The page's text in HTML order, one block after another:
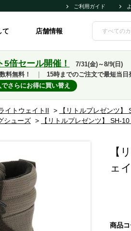
ご利用ガイド
て 店舗情報
倍セール開催！
7/31(金)～8/9(日)
料無料！
15時までのご注文で最短当日
さらにお得に買い替え
イトウェイトII >
【リトルプレゼンツ
シューズ > 【リトルプレゼンツ】 SH-
【
ェ
商品